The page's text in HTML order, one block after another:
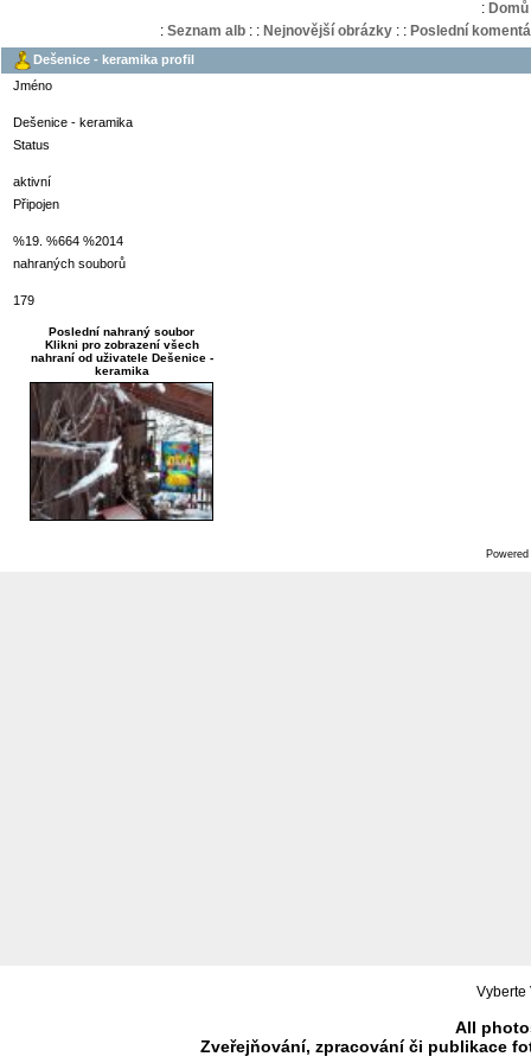
: Domů
: Seznam alb: : Nejnovější obrázky: : Poslední
Dešenice - keramika profil
Jméno
Dešenice - keramika
Status
aktivní
Připojen
%19. %664 %2014
nahraných souborů
179
Poslední nahraný soubor
Klikni pro zobrazení všech
nahraní od uživatele Dešenice -
keramika
Vyberte
All
Zveřejňování, zpracování či publikace